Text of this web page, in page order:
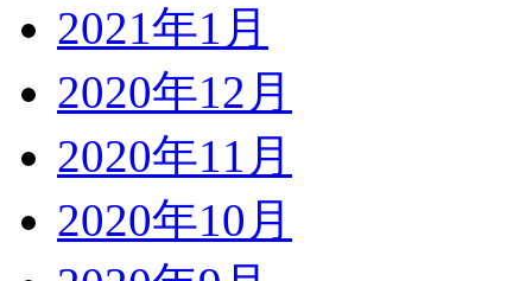
2021年1月
2020年12月
2020年11月
2020年10月